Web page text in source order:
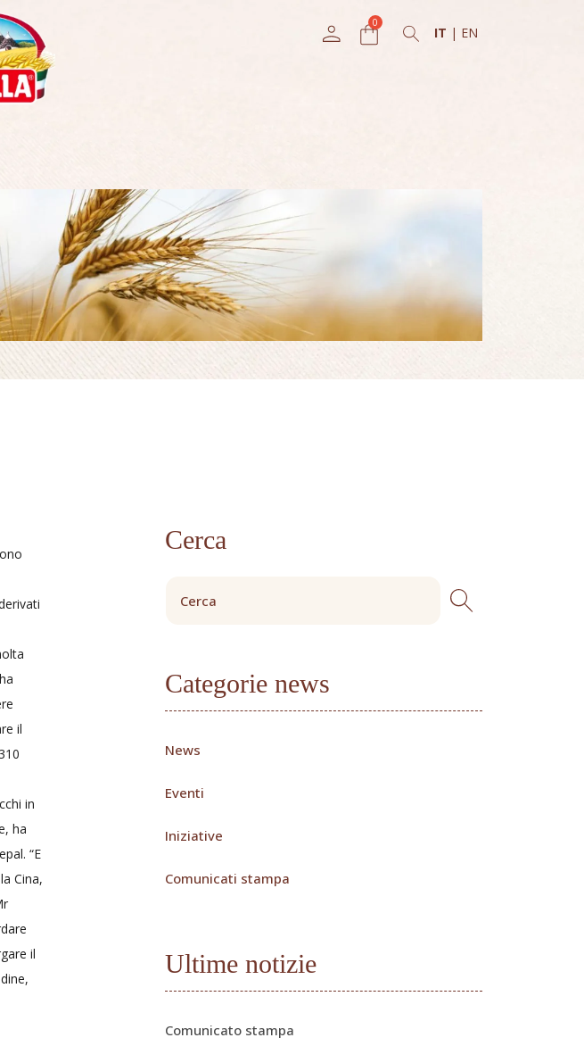
IT | EN
il
in
ha
“E
Cina,
il
Cerca
Categorie news
News
Eventi
Iniziative
Comunicati stampa
Ultime notizie
Comunicato stampa